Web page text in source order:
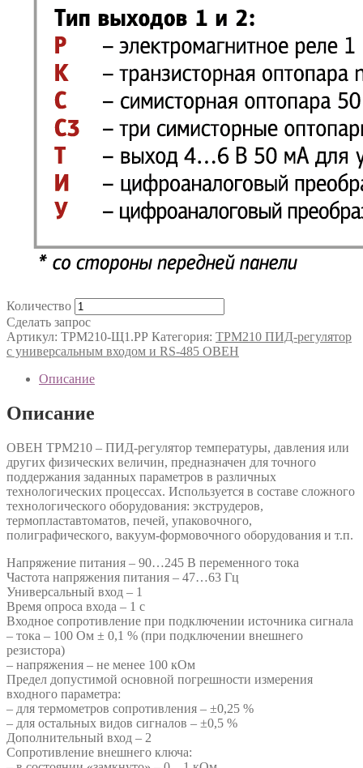
Количество
Сделать запрос
Артикул: ТРМ210-Щ1.РР Категория: ТРМ210 ПИД-регулятор
с универсальным входом и RS-485 ОВЕН
Описание
Описание
ОВЕН ТРМ210 – ПИД-регулятор температуры, давления или
других физических величин, предназначен для точного
поддержания заданных параметров в различных
технологических процессах. Используется в составе сложного
технологического оборудования: экструдеров,
термопластавтоматов, печей, упаковочного,
полиграфического, вакуум-формовочного оборудования и т.п.
Напряжение питания – 90…245 В переменного тока
Частота напряжения питания – 47…63 Гц
Универсальный вход – 1
Время опроса входа – 1 с
Входное сопротивление при подключении источника сигнала
– тока – 100 Ом ± 0,1 % (при подключении внешнего
резистора)
– напряжения – не менее 100 кОм
Предел допустимой основной погрешности измерения
входного параметра:
– для термометров сопротивления – ±0,25 %
– для остальных видов сигналов – ±0,5 %
Дополнительный вход – 2
Сопротивление внешнего ключа: